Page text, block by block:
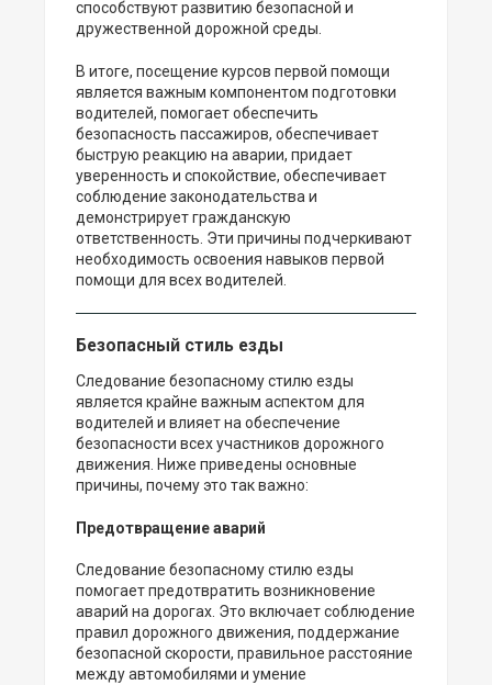
способствуют развитию безопасной и
дружественной дорожной среды.
В итоге, посещение курсов первой помощи
является важным компонентом подготовки
водителей, помогает обеспечить
безопасность пассажиров, обеспечивает
быструю реакцию на аварии, придает
уверенность и спокойствие, обеспечивает
соблюдение законодательства и
демонстрирует гражданскую
ответственность. Эти причины подчеркивают
необходимость освоения навыков первой
помощи для всех водителей.
Безопасный стиль езды
Следование безопасному стилю езды
является крайне важным аспектом для
водителей и влияет на обеспечение
безопасности всех участников дорожного
движения. Ниже приведены основные
причины, почему это так важно:
Предотвращение аварий
Следование безопасному стилю езды
помогает предотвратить возникновение
аварий на дорогах. Это включает соблюдение
правил дорожного движения, поддержание
безопасной скорости, правильное расстояние
между автомобилями и умение